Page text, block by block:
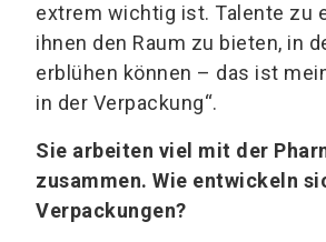
extrem wichtig ist. Talente zu
ihnen den Raum zu bieten, in
erblühen können – das ist
in der Verpackung“.
Sie arbeiten viel mit der
zusammen. Wie entwickeln
Verpackungen?